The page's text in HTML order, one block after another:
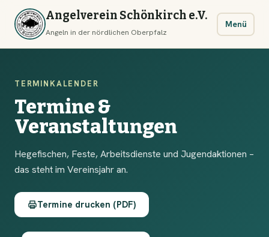
Angelverein Schönkirch e.V.
Angeln in der nördlichen Oberpfalz
Menü
TERMINKALENDER
Termine &
Veranstaltungen
Hegefischen, Feste, Arbeitsdienste und Jugendaktionen –
das steht im Vereinsjahr an.
Termine drucken (PDF)